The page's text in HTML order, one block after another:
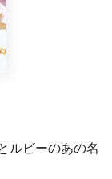
ルビーのあの名